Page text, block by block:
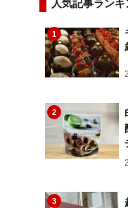
人気記事ランキ
1
2
3